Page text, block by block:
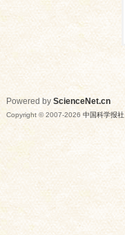
Powered by ScienceNet.cn
Copyright © 2007-2026 中国科学报社